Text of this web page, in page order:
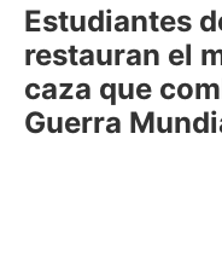
Estudiantes
restauran el
caza que
Guerra